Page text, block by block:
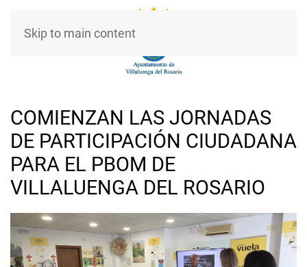
Skip to main content
COMIENZAN LAS JORNADAS
DE PARTICIPACIÓN CIUDADANA
PARA EL PBOM DE
VILLALUENGA DEL ROSARIO